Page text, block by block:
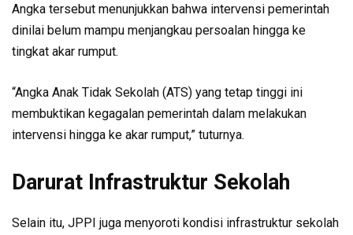
Angka tersebut menunjukkan bahwa intervensi pemerintah
dinilai belum mampu menjangkau persoalan hingga ke
tingkat akar rumput.
“Angka Anak Tidak Sekolah (ATS) yang tetap tinggi ini
membuktikan kegagalan pemerintah dalam melakukan
intervensi hingga ke akar rumput,” tuturnya.
Darurat Infrastruktur Sekolah
Selain itu, JPPI juga menyoroti kondisi infrastruktur sekolah